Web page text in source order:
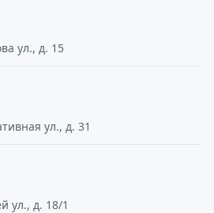
ул., д. 15
ул., д. 31
ул., д. 18/1